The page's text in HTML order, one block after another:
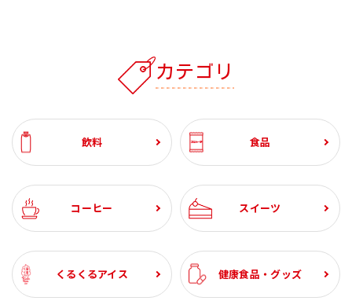
カテゴリ
飲料 食品
コーヒー スイーツ
くるくるアイス 健康食品・グッズ